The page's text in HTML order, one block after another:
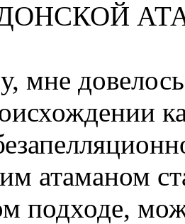
мне
атаманом
подходе,